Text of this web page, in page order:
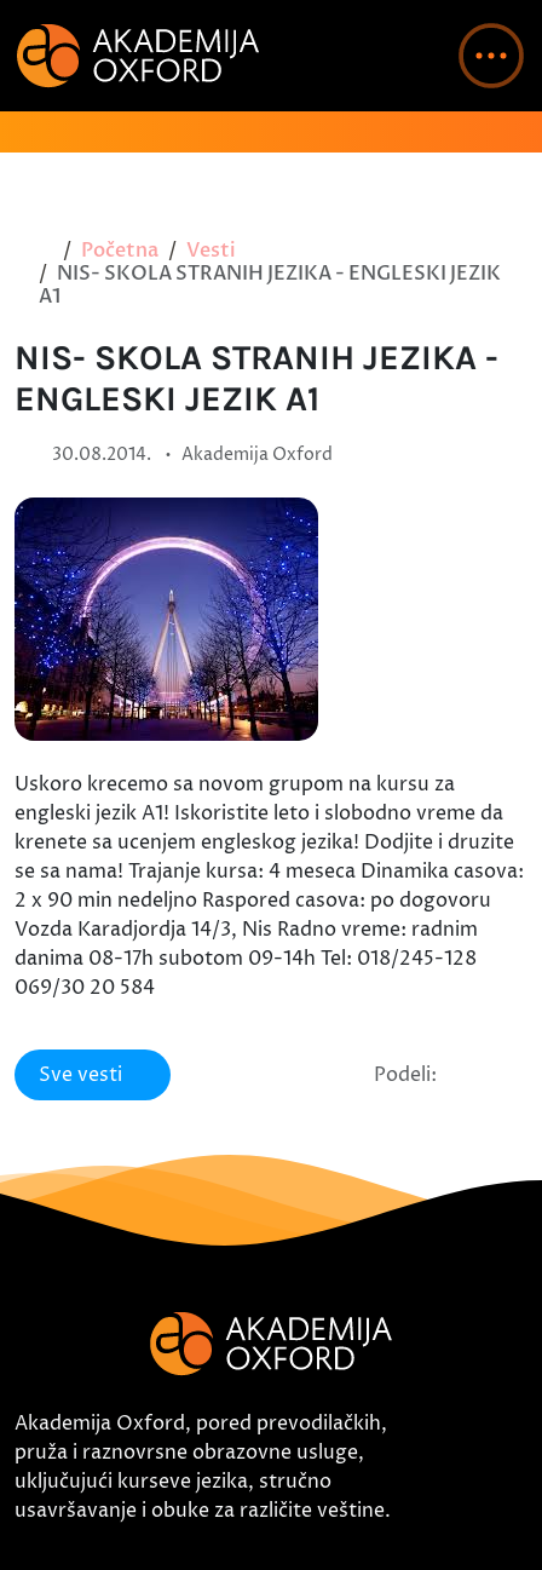
Početna
Vesti
NIS- SKOLA STRANIH JEZIKA - ENGLESKI JEZIK
A1
NIS- SKOLA STRANIH JEZIKA -
ENGLESKI JEZIK A1
30.08.2014. • Akademija Oxford
Uskoro krecemo sa novom grupom na kursu za
engleski jezik A1! Iskoristite leto i slobodno vreme da
krenete sa ucenjem engleskog jezika! Dodjite i druzite
se sa nama! Trajanje kursa: 4 meseca Dinamika casova:
2 x 90 min nedeljno Raspored casova: po dogovoru
Vozda Karadjordja 14/3, Nis Radno vreme: radnim
danima 08-17h subotom 09-14h Tel: 018/245-128
069/30 20 584
Sve vesti Podeli:
Akademija Oxford, pored prevodilačkih,
pruža i raznovrsne obrazovne usluge,
uključujući kurseve jezika, stručno
usavršavanje i obuke za različite veštine.